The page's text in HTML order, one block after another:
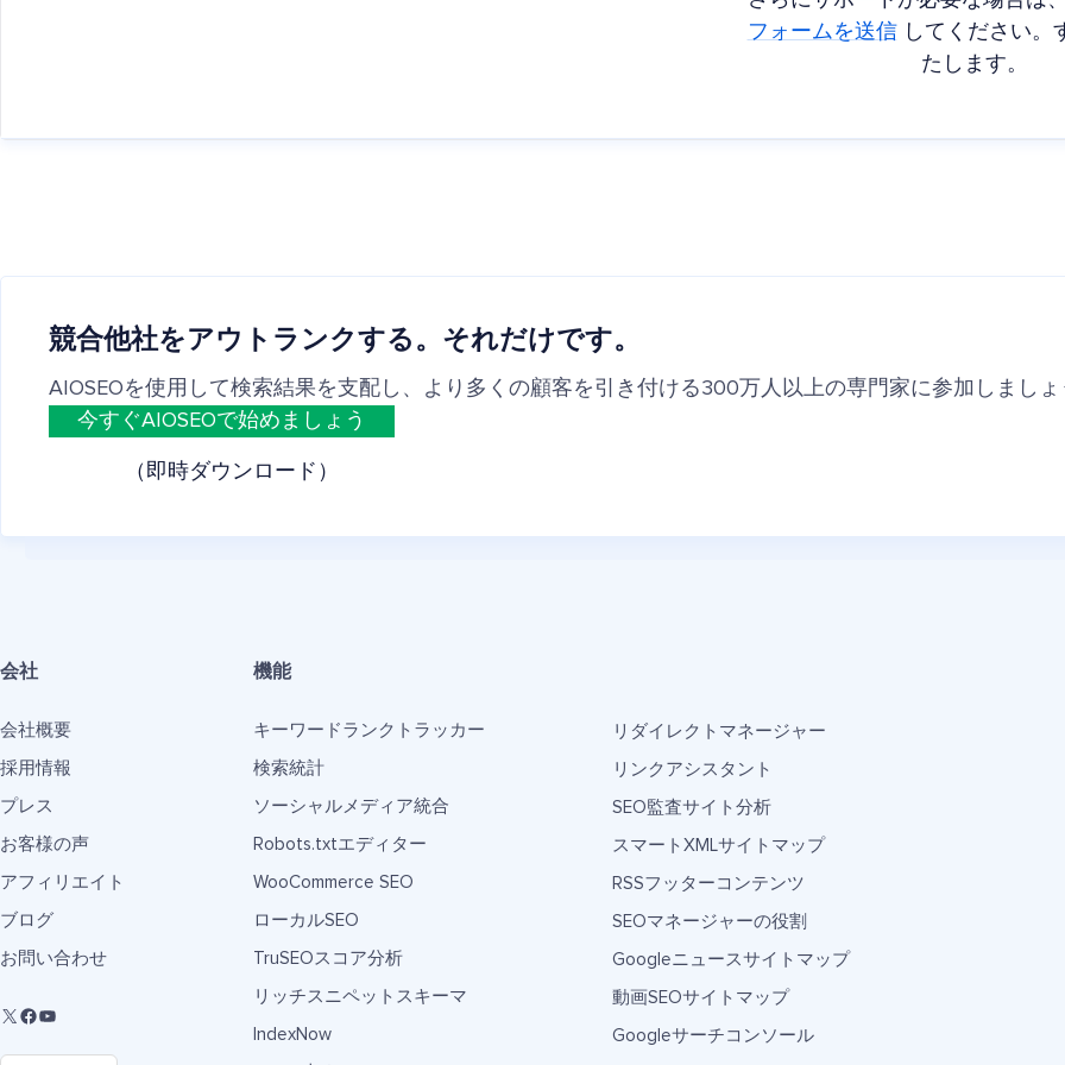
フォームを送信 してください。
たします。
競合他社をアウトランクする。それだけです。
AIOSEOを使用して検索結果を支配し、より多くの顧客を引き付ける300万人以上の専門家に参加しましょ
今すぐAIOSEOで始めましょう
（即時ダウンロード）
会社
会社概要
採用情報
プレス
お客様の声
アフィリエイト
ブログ
お問い合わせ
機能
キーワードランクトラッカー
検索統計
ソーシャルメディア統合
Robots.txtエディター
WooCommerce SEO
ローカルSEO
TruSEOスコア分析
リッチスニペットスキーマ
IndexNow
リダイレクトマネージャー
リンクアシスタント
SEO監査サイト分析
スマートXMLサイトマップ
RSSフッターコンテンツ
SEOマネージャーの役割
Googleニュースサイトマップ
動画SEOサイトマップ
Googleサーチコンソール